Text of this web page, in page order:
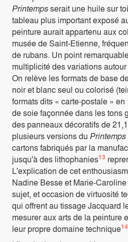
Printempsserait une huile sur
tableau plus important exposé
peinture aurait appartenu aux
musée de Saint-Etienne,
de rubans. Un point
multiplicité des variations
On relève les formats de base
noir et blanc seul ou colorisé
formats dits « carte-postale »
de soie façonnée dans les tons
des panneaux décoratifs de
plusieurs versions du Printemps
cartons fabriqués par la
jusqu'à des lithophanies13
L'explication de cet
Nadine Besse et Marie-
sujet, et occasion de virtuosité
qui offrent au tissage Jacquard
mesurer aux arts de la peinture
leur propre domaine technique14